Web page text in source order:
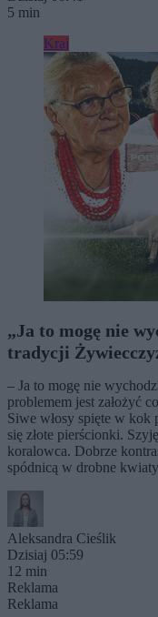
5 min
Kraj
„Ja to mogę nie
tradycji
– Ja to mogę nie
problemem jest założyć
Siwe włosy spięte w kok
się złote pierścionki.
koralowca. Dobrze
spódnicą w drobne
Aleksandra Cieślik
Dzisiaj 05:59
12 min
Reklama
Reklama